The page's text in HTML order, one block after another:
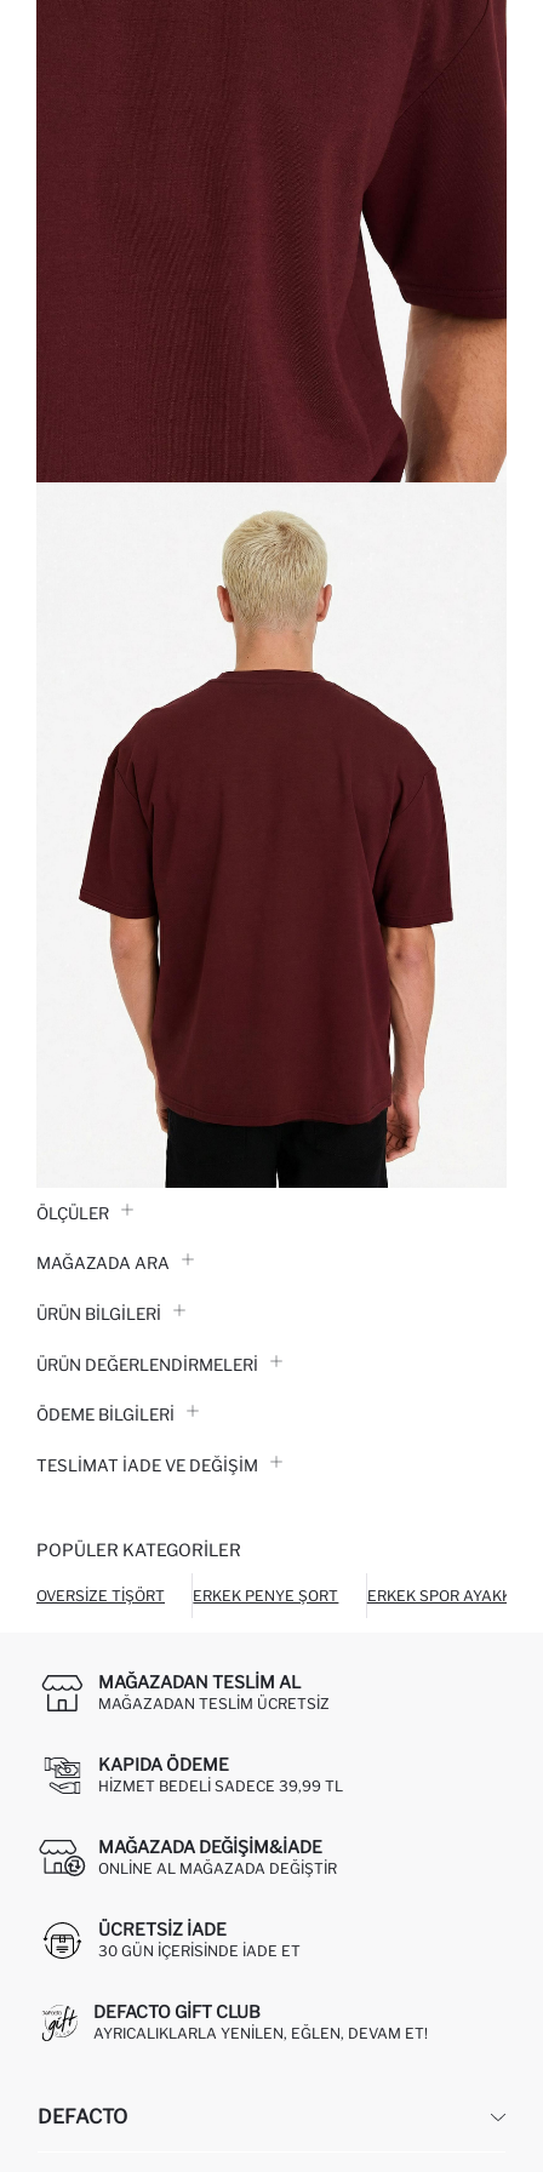
ÖLÇÜLER
MAĞAZADA ARA
ÜRÜN BILGILERI
ÜRÜN DEĞERLENDİRMELERİ
ÖDEME BİLGİLERİ
TESLIMAT İADE VE DEĞIŞIM
POPÜLER KATEGORILER
OVERSIZE TIŞÖRT ERKEK PENYE ŞORT ERKEK SPOR AYAKKABI
MAĞAZADAN TESLIM AL
MAĞAZADAN TESLIM ÜCRETSIZ
KAPIDA ÖDEME
HIZMET BEDELI SADECE 39,99 TL
MAĞAZADA DEĞIŞIM&İADE
ONLINE AL MAĞAZADA DEĞIŞTIR
ÜCRETSIZ IADE
30 GÜN IÇERISINDE IADE ET
DEFACTO GIFT CLUB
AYRICALIKLARLA YENILEN, EĞLEN, DEVAM ET!
DEFACTO